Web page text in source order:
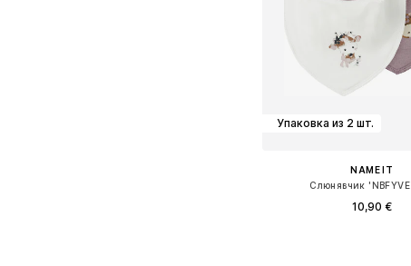
Упаковка из 2 шт.
NAME IT
Слюнявчик
10,90 €